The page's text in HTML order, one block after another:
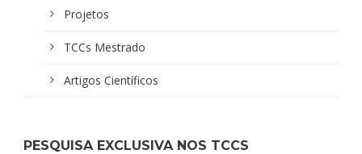
Projetos
TCCs Mestrado
Artigos Científicos
PESQUISA EXCLUSIVA NOS TCCS